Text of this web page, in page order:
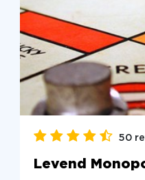
50
Levend